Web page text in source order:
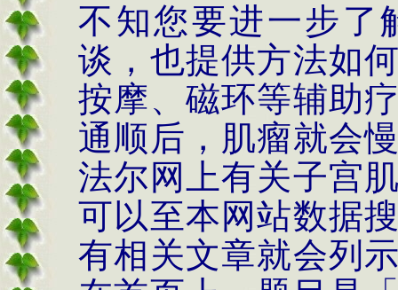
不知您要进一步了
谈，也提供方法如
按摩、磁环等辅助
通顺后，肌瘤就会
法尔网上有关子宫
可以至本网站数据
有相关文章就会列